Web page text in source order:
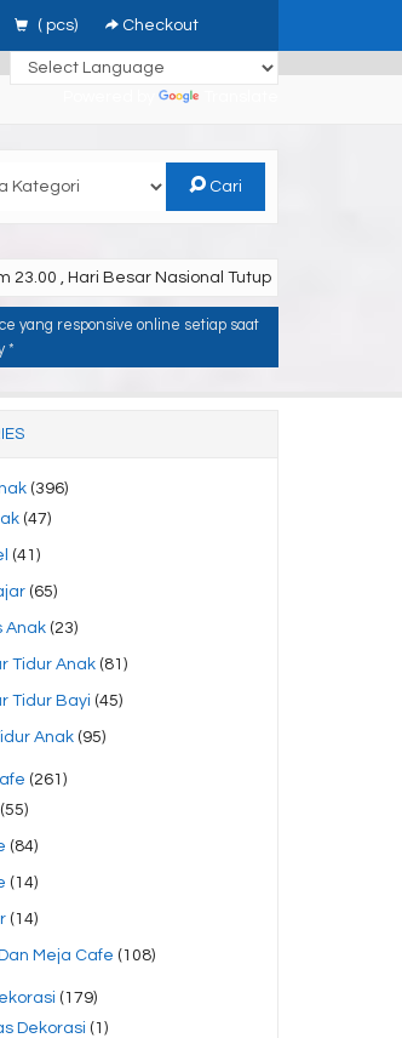
( pcs) Checkout
Cari
23.00 , Hari Besar Nasional Tutup
yang responsive online setiap saat
*
(396)
(47)
(41)
(65)
Anak(23)
Tidur Anak(81)
Tidur Bayi (45)
Anak(95)
(261)
(84)
(14)
(14)
Meja Cafe (108)
(179)
Dekorasi (1)